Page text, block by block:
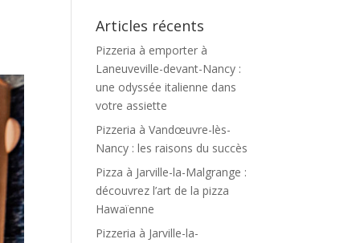
Articles récents
Pizzeria à emporter à
Laneuveville-devant-Nancy :
une odyssée italienne dans
votre assiette
Pizzeria à Vandœuvre-lès-
Nancy : les raisons du succès
Pizza à Jarville-la-Malgrange :
découvrez l’art de la pizza
Hawaïenne
Pizzeria à Jarville-la-